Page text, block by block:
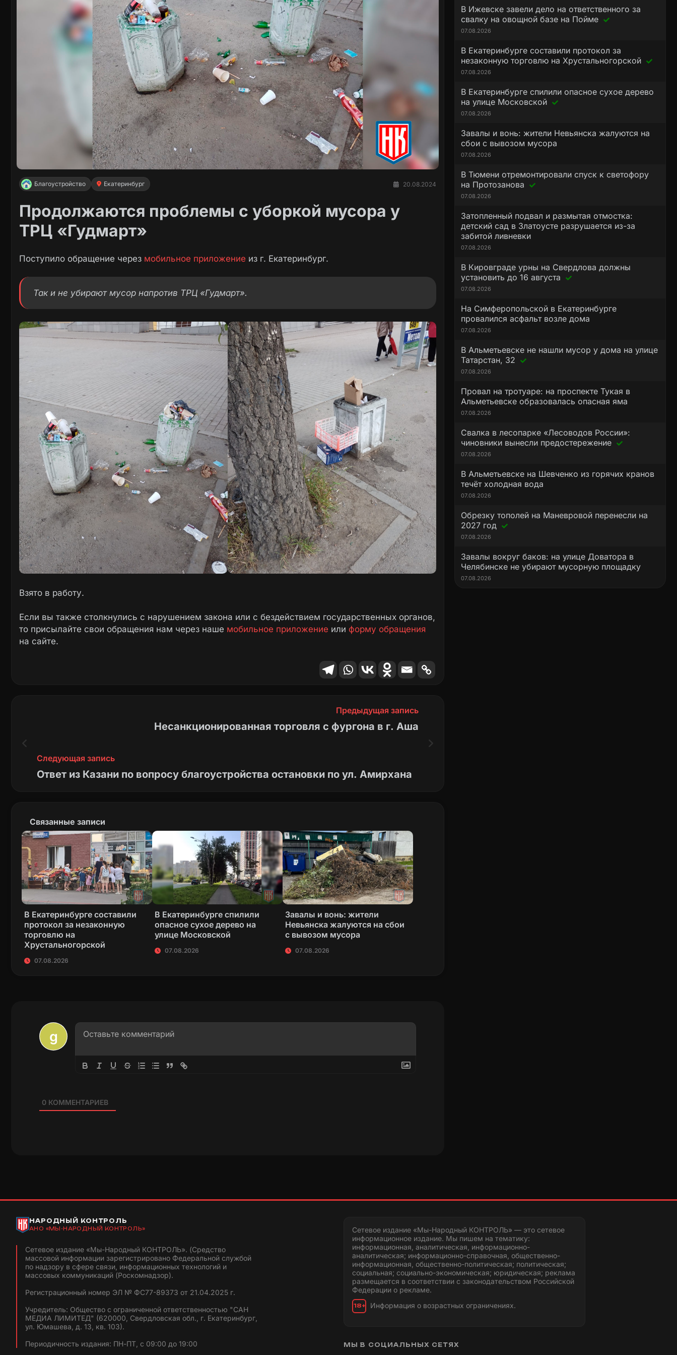
Благоустройство Екатеринбург 20.08.2024
Продолжаются проблемы с уборкой мусора у
ТРЦ «Гудмарт»
Поступило обращение через мобильное приложение из г. Екатеринбург.
Так и не убирают мусор напротив ТРЦ «Гудмарт».
Взято в работу.
Если вы также столкнулись с нарушением закона или с бездействием государственных органов,
то присылайте свои обращения нам через наше мобильное приложение или форму обращения
на сайте.
Предыдущая запись
Несанкционированная торговля с фургона в г. Аша
Следующая запись
Ответ из Казани по вопросу благоустройства остановки по ул. Амирхана
Связанные записи
В Екатеринбурге составили
протокол за незаконную
торговлю на
Хрустальногорской
07.08.2026
В Екатеринбурге спилили
опасное сухое дерево на
улице Московской
07.08.2026
Завалы и вонь: жители
Невьянска жалуются на сбои
с вывозом мусора
07.08.2026
0КОММЕНТАРИЕВ
В Ижевске завели дело на ответственного за
свалку на овощной базе на Пойме
07.08.2026
В Екатеринбурге составили протокол за
незаконную торговлю на Хрустальногорской
07.08.2026
В Екатеринбурге спилили опасное сухое дерево
на улице Московской
07.08.2026
Завалы и вонь: жители Невьянска жалуются на
сбои с вывозом мусора
07.08.2026
В Тюмени отремонтировали спуск к светофору
на Протозанова
07.08.2026
Затопленный подвал и размытая отмостка:
детский сад в Златоусте разрушается из-за
забитой ливневки
07.08.2026
В Кировграде урны на Свердлова должны
установить до 16 августа
07.08.2026
На Симферопольской в Екатеринбурге
провалился асфальт возле дома
07.08.2026
В Альметьевске не нашли мусор у дома на улице
Татарстан, 32
07.08.2026
Провал на тротуаре: на проспекте Тукая в
Альметьевске образовалась опасная яма
07.08.2026
Свалка в лесопарке «Лесоводов России»:
чиновники вынесли предостережение
07.08.2026
В Альметьевске на Шевченко из горячих кранов
течёт холодная вода
07.08.2026
Обрезку тополей на Маневровой перенесли на
2027 год
07.08.2026
Завалы вокруг баков: на улице Доватора в
Челябинске не убирают мусорную площадку
07.08.2026
НАРОДНЫЙ КОНТРОЛЬ
АНО «МЫ-НАРОДНЫЙ КОНТРОЛЬ»
Сетевое издание «Мы-Народный КОНТРОЛЬ». (Средство
массовой информации зарегистрировано Федеральной службой
по надзору в сфере связи, информационных технологий и
массовых коммуникаций (Роскомнадзор).
Регистрационный номер ЭЛ № ФС77-89373 от 21.04.2025 г.
Учредитель: Общество с ограниченной ответственностью "САН
МЕДИА ЛИМИТЕД" (620000, Свердловская обл., г. Екатеринбург,
ул. Юмашева, д. 13, кв. 103).
Периодичность издания: ПН-ПТ, с 09:00 до 19:00
Сетевое издание «Мы-Народный КОНТРОЛЬ» — это сетевое
информационное издание. Мы пишем на тематику:
информационная, аналитическая, информационно-
аналитическая; информационно-справочная, общественно-
информационная, общественно-политическая; политическая;
социальная; социально-экономическая; юридическая; реклама
размещается в соответствии с законодательством Российской
Федерации о рекламе.
18+ Информация о возрастных ограничениях.
МЫ В СОЦИАЛЬНЫХ СЕТЯХ